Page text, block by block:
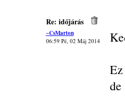
Re: időjárás
~CsMarton
06:59 Pé, 02 Máj 2014